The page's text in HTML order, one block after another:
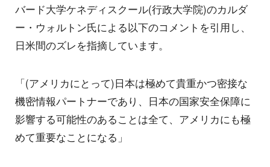
バード大学ケネディスクール(行政大学院)のカルダ
ー・ウォルトン氏による以下のコメントを引用し、
日米間のズレを指摘しています。
「(アメリカにとって)日本は極めて貴重かつ密接な
機密情報パートナーであり、日本の国家安全保障に
影響する可能性のあることは全て、アメリカにも極
めて重要なことになる」